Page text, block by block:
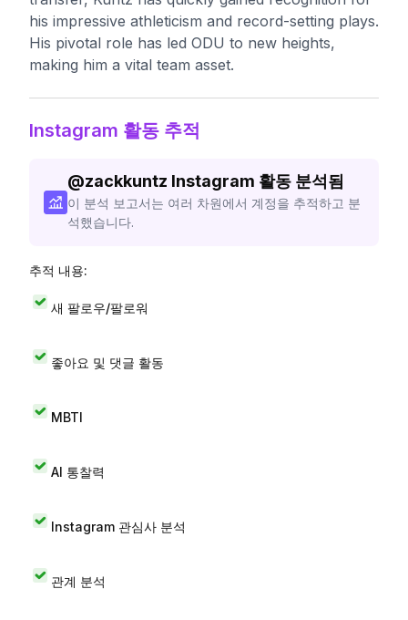
his impressive athleticism and record-setting plays.
His pivotal role has led ODU to new heights,
making him a vital team asset.
Instagram 활동 추적
@zackkuntz Instagram 활동 분석됨
이 분석 보고서는 여러 차원에서 계정을 추적하고 분
석했습니다.
추적 내용:
새 팔로우/팔로워
좋아요 및 댓글 활동
MBTI
AI 통찰력
Instagram 관심사 분석
관계 분석